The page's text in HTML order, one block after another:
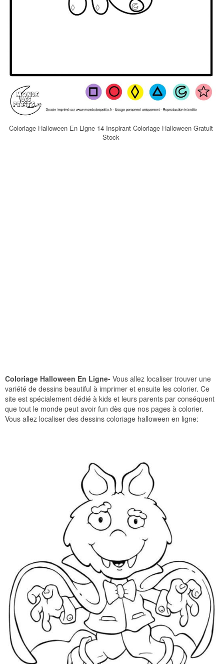
Coloriage Halloween En Ligne 14 Inspirant Coloriage Halloween Gratuit
Stock
Coloriage Halloween En Ligne- Vous allez localiser trouver une
variété de dessins beautiful à imprimer et ensuite les colorier. Ce
site est spécialement dédié à kids et leurs parents par conséquent
que tout le monde peut avoir fun dès que nos pages à colorier.
Vous allez localiser des dessins coloriage halloween en ligne: